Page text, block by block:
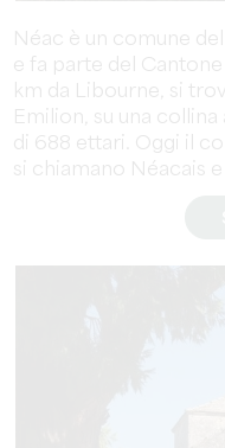
Néac è un comune
e fa parte del
km da Libourne, si
Emilion, su una
di 688 ettari. Oggi il
si chiamano Néacais e